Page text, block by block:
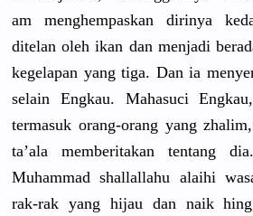
am menghempaskan dirinya
ditelan oleh ikan dan menjadi
kegelapan yang tiga. Dan ia
selain Engkau. Mahasuci
termasuk orang-orang yang
ta’ala memberitakan tentang
Muhammad shallallahu alaihi
rak-rak yang hijau dan naik